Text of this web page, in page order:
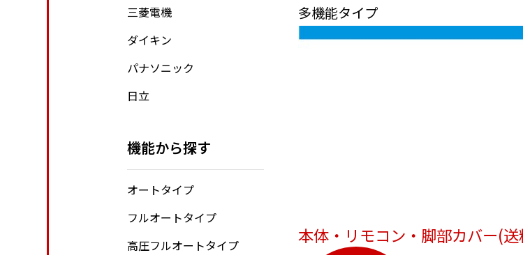
三菱電機
ダイキン
パナソニック
日立
機能から探す
オートタイプ
フルオートタイプ
高圧フルオートタイプ
多機能タイプ
本体・リモコン・脚部カバー(送